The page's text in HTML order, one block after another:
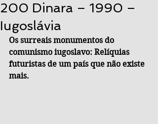
200 Dinara – 1990 –
Iugoslávia
Os surreais monumentos do
comunismo iugoslavo: Relíquias
futuristas de um país que não existe
mais.